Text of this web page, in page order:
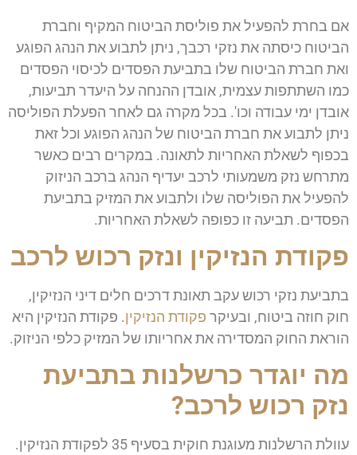
אם בחרת להפעיל את פוליסת הביטוח המקיף וחברת
הביטוח כיסתה את נזקי רכבך, ניתן לתבוע את הנהג הפוגע
ואת חברת הביטוח שלו בתביעת הפסדים לכיסוי הפסדים
כמו השתתפות עצמית, אובדן ההנחה על היעדר תביעות,
אובדן ימי עבודה וכו'. בכל מקרה גם לאחר הפעלת הפוליסה
ניתן לתבוע את חברת הביטוח של הנהג הפוגע וכל זאת
בכפוף לשאלת האחריות לתאונה. במקרים רבים כאשר
מתרחש נזק משמעותי לרכב יעדיף הנהג ברכב הניזוק
להפעיל את הפוליסה שלו ולתבוע את המזיק בתביעת
הפסדים. תביעה זו כפופה לשאלת האחריות.
פקודת הנזיקין ונזק רכוש לרכב
בתביעת נזקי רכוש עקב תאונת דרכים חלים דיני הנזיקין,
חוק חוזה ביטוח, ובעיקר פקודת הנזיקין. פקודת הנזיקין היא
הוראת החוק המסדירה את אחריותו של המזיק כלפי הניזוק.
מה יוגדר כרשלנות בתביעת
נזק רכוש לרכב?
עוולת הרשלנות מעוגנת חוקית בסעיף 35 לפקודת הנזיקין.